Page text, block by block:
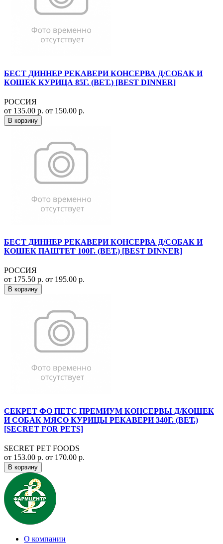
БЕСТ ДИННЕР РЕКАВЕРИ КОНСЕРВА Д/СОБАК И
КОШЕК КУРИЦА 85Г. (ВЕТ.) [BEST DINNER]
РОССИЯ
от 135.00 р. от 150.00 р.
В корзину
БЕСТ ДИННЕР РЕКАВЕРИ КОНСЕРВА Д/СОБАК И
КОШЕК ПАШТЕТ 100Г. (ВЕТ.) [BEST DINNER]
РОССИЯ
от 175.50 р. от 195.00 р.
В корзину
СЕКРЕТ ФО ПЕТС ПРЕМИУМ КОНСЕРВЫ Д/КОШЕК
И СОБАК МЯСО КУРИЦЫ РЕКАВЕРИ 340Г. (ВЕТ.)
[SECRET FOR PETS]
SECRET PET FOODS
от 153.00 р. от 170.00 р.
В корзину
О компании